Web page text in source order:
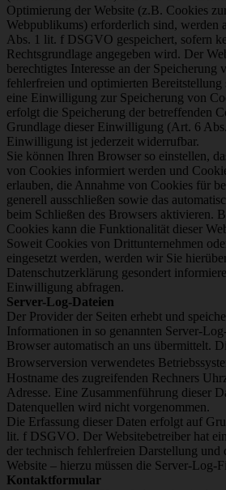
Optimierung der Website (z.B. Cookies
Webpublikums) erforderlich sind, werden
Abs. 1 lit. f DSGVO gespeichert, sofern
Rechtsgrundlage angegeben wird. Der
berechtigtes Interesse an der Speicherung
fehlerfreien und optimierten Bereitstellung
eine Einwilligung zur Speicherung von
erfolgt die Speicherung der betreffenden
Grundlage dieser Einwilligung (Art. 6
Einwilligung ist jederzeit widerrufbar.
Sie können Ihren Browser so einstellen,
von Cookies informiert werden und
erlauben, die Annahme von Cookies für
generell ausschließen sowie das
beim Schließen des Browsers aktivieren.
Cookies kann die Funktionalität dieser
Soweit Cookies von Drittunternehmen
eingesetzt werden, werden wir Sie
Datenschutzerklärung gesondert
Einwilligung abfragen.
Server-Log-Dateien
Der Provider der Seiten erhebt und
Informationen in so genannten Server-
Browser automatisch an uns übermittelt.
Browserversion verwendetes
Hostname des zugreifenden Rechners
Adresse. Eine Zusammenführung dieser
Datenquellen wird nicht vorgenommen.
Die Erfassung dieser Daten erfolgt auf
lit. f DSGVO. Der Websitebetreiber hat
der technisch fehlerfreien Darstellung und
Website – hierzu müssen die Server-Log-
Kontaktformular